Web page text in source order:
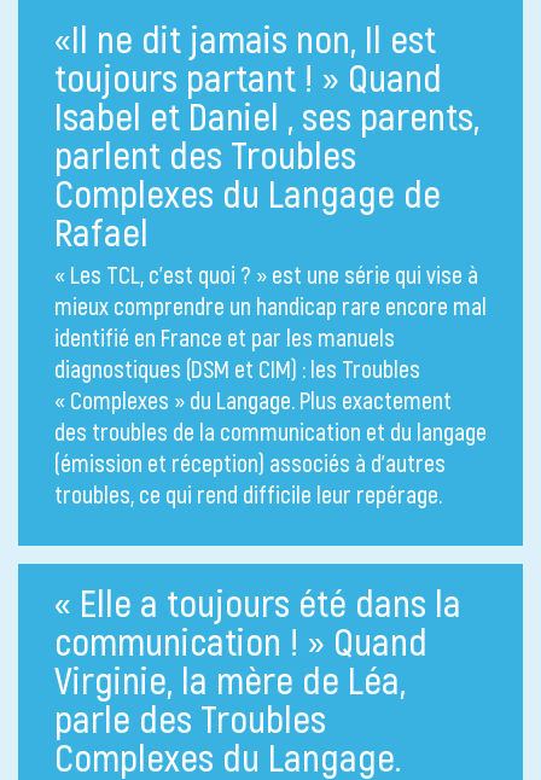
«Il ne dit jamais non, Il est
toujours partant ! » Quand
Isabel et Daniel , ses parents,
parlent des Troubles
Complexes du Langage de
Rafael
« Les TCL, c’est quoi ? » est une série qui vise à
mieux comprendre un handicap rare encore mal
identifié en France et par les manuels
diagnostiques (DSM et CIM) : les Troubles
« Complexes » du Langage. Plus exactement
des troubles de la communication et du langage
(émission et réception) associés à d’autres
troubles, ce qui rend difficile leur repérage.
« Elle a toujours été dans la
communication ! » Quand
Virginie, la mère de Léa,
parle des Troubles
Complexes du Langage.